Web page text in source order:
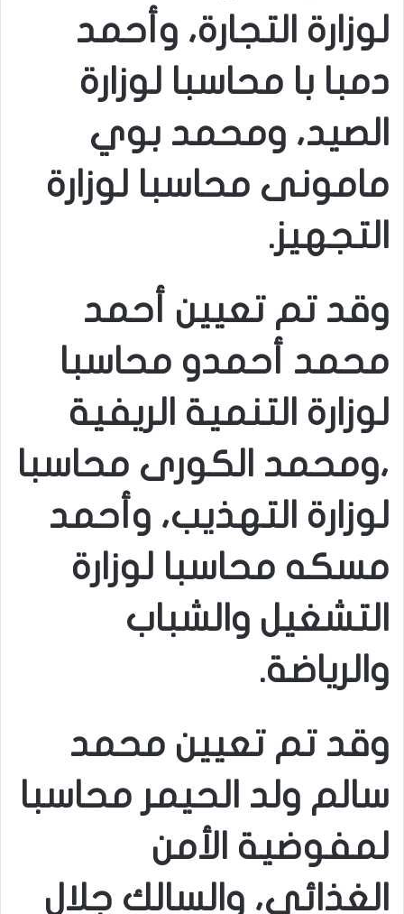
لوزارة التجارة، وأحمد
دمبا با محاسبا لوزارة
الصيد، ومحمد بوي
مامونى محاسبا لوزارة
التجهيز.
وقد تم تعيين أحمد
محمد أحمدو محاسبا
لوزارة التنمية الريفية
،ومحمد الكورى محاسبا
لوزارة التهذيب، وأحمد
مسكه محاسبا لوزارة
التشغيل والشباب
والرياضة.
وقد تم تعيين محمد
سالم ولد الحيمر محاسبا
لمفوضية الأمن
الغذائى، والسالك جلال